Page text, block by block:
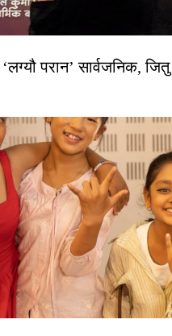
‘लग्यौ परान’ सार्वजनिक,